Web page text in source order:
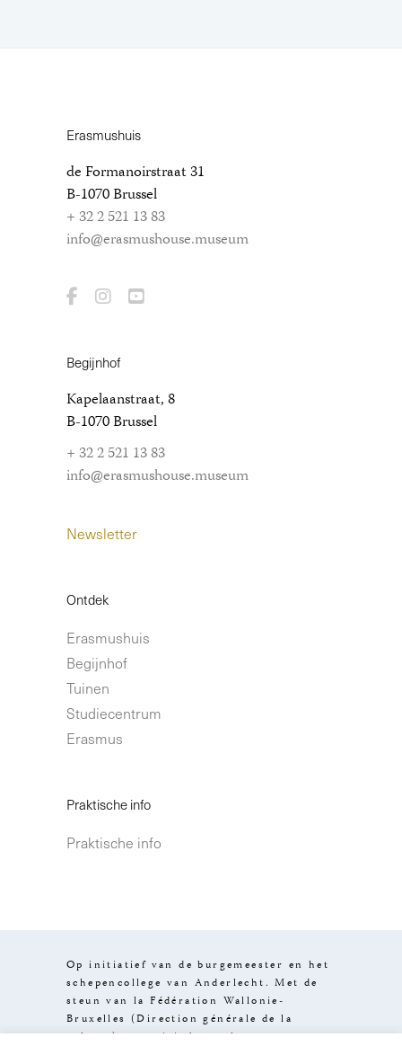
Erasmushuis
de Formanoirstraat 31
B-1070 Brussel
+ 32 2 521 13 83
info@erasmushouse.museum
Begijnhof
Kapelaanstraat, 8
B-1070 Brussel
+ 32 2 521 13 83
info@erasmushouse.museum
Newsletter
Ontdek
Erasmushuis
Begijnhof
Tuinen
Studiecentrum
Erasmus
Praktische info
Praktische info
Op initiatief van de burgemeester en het
schepencollege van Anderlecht. Met de
steun van la Fédération Wallonie-
Bruxelles (Direction générale de la
culture), van visit.brussels en van